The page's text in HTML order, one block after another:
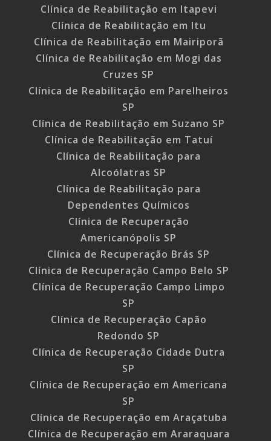
Clínica de Reabilitação em Itapevi
Clínica de Reabilitação em Itu
Clínica de Reabilitação em Mairiporã
Clínica de Reabilitação em Mogi das
Cruzes SP
Clínica de Reabilitação em Parelheiros
SP
Clínica de Reabilitação em Suzano SP
Clínica de Reabilitação em Tatuí
Clínica de Reabilitação para
Alcoólatras SP
Clínica de Reabilitação para
Dependentes Químicos
Clínica de Recuperação
Americanópolis SP
Clínica de Recuperação Brás SP
Clínica de Recuperação Campo Belo SP
Clínica de Recuperação Campo Limpo
SP
Clínica de Recuperação Capão
Redondo SP
Clínica de Recuperação Cidade Dutra
SP
Clínica de Recuperação em Americana
SP
Clínica de Recuperação em Araçatuba
Clínica de Recuperação em Araraquara